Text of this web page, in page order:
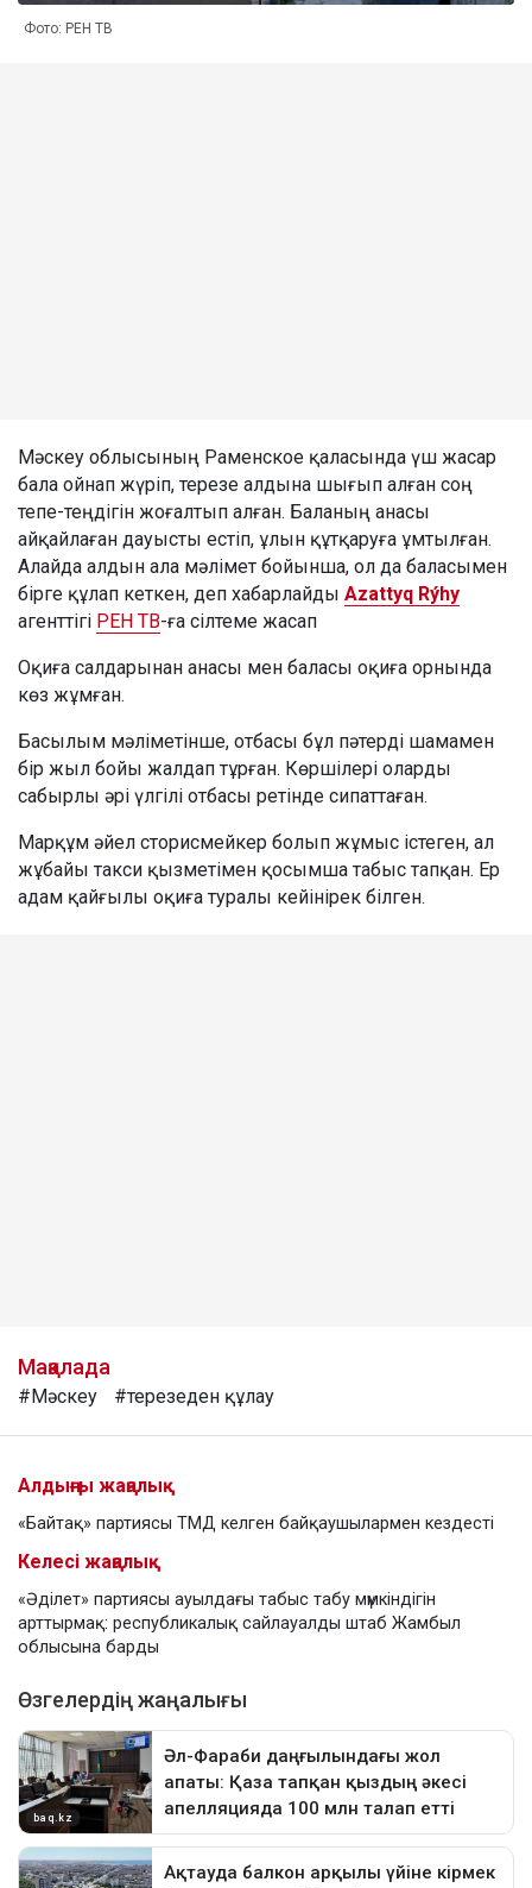
Фото: РЕН ТВ
Мәскеу облысының Раменское қаласында үш жасар
бала ойнап жүріп, терезе алдына шығып алған соң
тепе-теңдігін жоғалтып алған. Баланың анасы
айқайлаған дауысты естіп, ұлын құтқаруға ұмтылған.
Алайда алдын ала мәлімет бойынша, ол да баласымен
бірге құлап кеткен, деп хабарлайды Azattyq Rýhy
агенттігі РЕН ТВ-ға сілтеме жасап
Оқиға салдарынан анасы мен баласы оқиға орнында
көз жұмған.
Басылым мәліметінше, отбасы бұл пәтерді шамамен
бір жыл бойы жалдап тұрған. Көршілері оларды
сабырлы әрі үлгілі отбасы ретінде сипаттаған.
Марқұм әйел сторисмейкер болып жұмыс істеген, ал
жұбайы такси қызметімен қосымша табыс тапқан. Ер
адам қайғылы оқиға туралы кейінірек білген.
Мақалада
#Мәскеу #терезеден құлау
Алдыңғы жаңалық
«Байтақ» партиясы ТМД келген байқаушылармен кездесті
Келесі жаңалық
«Әділет» партиясы ауылдағы табыс табу мүмкіндігін
арттырмақ: республикалық сайлауалды штаб Жамбыл
облысына барды